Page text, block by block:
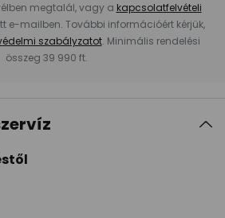
megtalál, vagy a kapcsolatfelvételi
e-mailben. További információért kérjük,
szabályzatot. Minimális rendelési
összeg 39 990 ft.